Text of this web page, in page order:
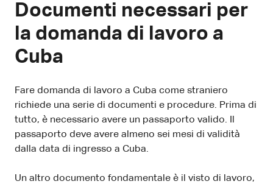
Documenti necessari per
la domanda di lavoro a
Cuba
Fare domanda di lavoro a Cuba come straniero
richiede una serie di documenti e procedure. Prima di
tutto, è necessario avere un passaporto valido. Il
passaporto deve avere almeno sei mesi di validità
dalla data di ingresso a Cuba.
Un altro documento fondamentale è il visto di lavoro,